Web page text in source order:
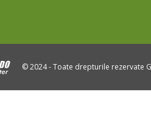
© 2024 - Toate drepturile rezervate